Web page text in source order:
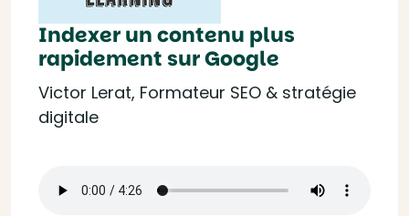
Indexer un contenu plus
rapidement sur Google
Victor Lerat, Formateur SEO & stratégie
digitale